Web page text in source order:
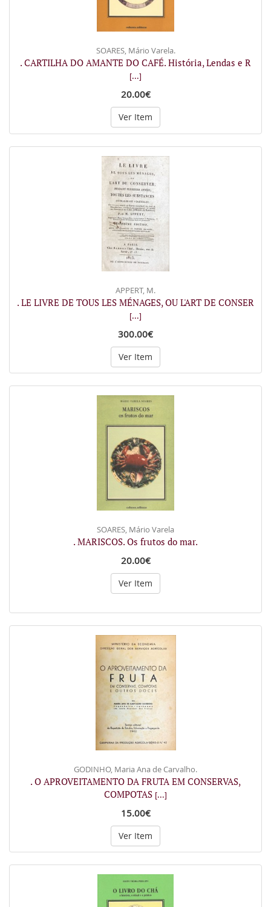
SOARES, Mário Varela.
. CARTILHA DO AMANTE DO CAFÉ. História, Lendas e R
[...]
20.00€
Ver Item
APPERT, M.
. LE LIVRE DE TOUS LES MÉNAGES, OU L'ART DE CONSER
[...]
300.00€
Ver Item
SOARES, Mário Varela
. MARISCOS. Os frutos do mar.
20.00€
Ver Item
GODINHO, Maria Ana de Carvalho.
. O APROVEITAMENTO DA FRUTA EM CONSERVAS,
COMPOTAS [...]
15.00€
Ver Item